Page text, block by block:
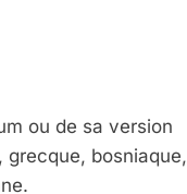
ou de sa version
bosniaque,